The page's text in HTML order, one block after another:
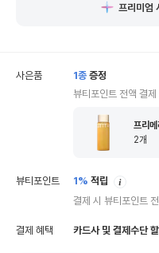
프리미엄
사은품 1종 증정
뷰티포인트 전액 결제
프리
2개
뷰티포인트 1% 적립
결제 시 뷰티포인트
결제 혜택 카드사 및 결제수단